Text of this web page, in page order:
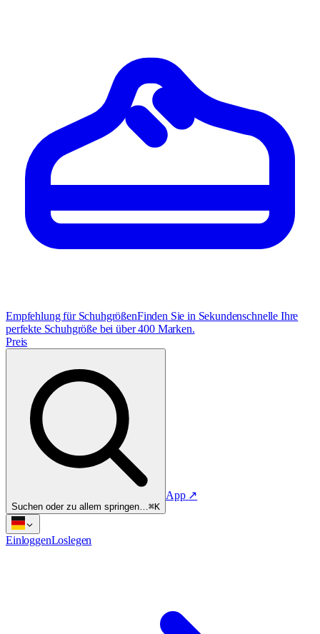
Empfehlung für SchuhgrößenFinden Sie in Sekundenschnelle Ihre
perfekte Schuhgröße bei über 400 Marken.
Preis
Suchen oder zu allem springen…⌘K
App ↗
EinloggenLoslegen